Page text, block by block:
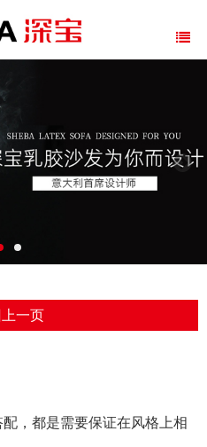
一页
，都是需要保证在风格上相